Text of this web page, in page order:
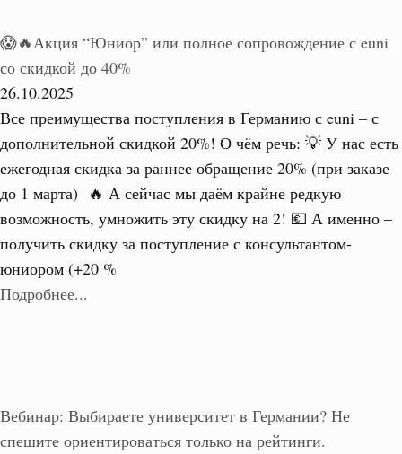
😱🔥Акция “Юниор” или полное сопровождение с euni
со скидкой до 40%
26.10.2025
Все преимущества поступления в Германию с euni – с
дополнительной скидкой 20%! О чём речь: 💡 У нас есть
ежегодная скидка за раннее обращение 20% (при заказе
до 1 марта) 🔥 А сейчас мы даём крайне редкую
возможность, умножить эту скидку на 2! 💶 А именно –
получить скидку за поступление с консультантом-
юниором (+20 %
Подробнее...
Вебинар: Выбираете университет в Германии? Не
спешите ориентироваться только на рейтинги.